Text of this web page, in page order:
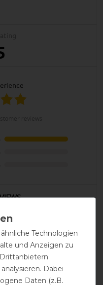
und Passform wie
Technologien
und Anzeigen zu
Dabei
Daten (z.B.